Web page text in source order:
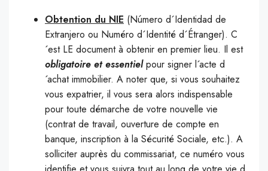
Obtention du NIE (Número d´Identidad de
Extranjero ou Numéro d´Identité d´Étranger). C
´est LE document à obtenir en premier lieu. Il est
obligatoire et essentiel pour signer l´acte d
´achat immobilier. A noter que, si vous souhaitez
vous expatrier, il vous sera alors indispensable
pour toute démarche de votre nouvelle vie
(contrat de travail, ouverture de compte en
banque, inscription à la Sécurité Sociale, etc.). A
solliciter auprès du commissariat, ce numéro vous